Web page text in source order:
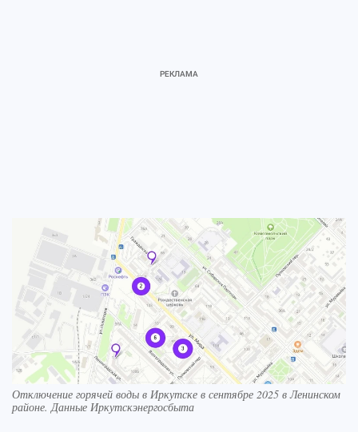
Отключение горячей воды в Иркутске в сентябре 2025 в Ленинском
районе. Данные Иркутскэнергосбыта